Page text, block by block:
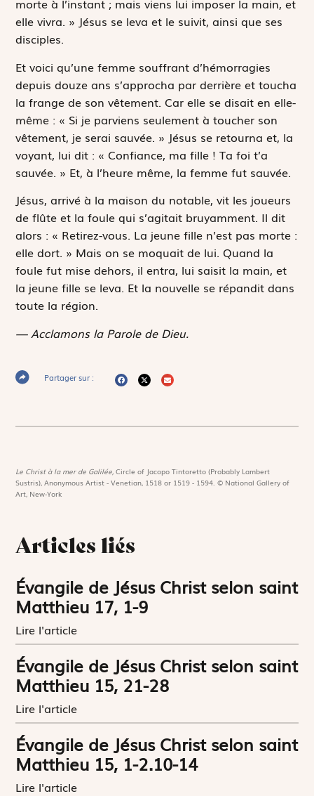
morte à l’instant ; mais viens lui imposer la main, et
elle vivra. » Jésus se leva et le suivit, ainsi que ses
disciples.
Et voici qu’une femme souffrant d’hémorragies
depuis douze ans s’approcha par derrière et toucha
la frange de son vêtement. Car elle se disait en elle-
même : « Si je parviens seulement à toucher son
vêtement, je serai sauvée. » Jésus se retourna et, la
voyant, lui dit : « Confiance, ma fille ! Ta foi t’a
sauvée. » Et, à l’heure même, la femme fut sauvée.
Jésus, arrivé à la maison du notable, vit les joueurs
de flûte et la foule qui s’agitait bruyamment. Il dit
alors : « Retirez-vous. La jeune fille n’est pas morte :
elle dort. » Mais on se moquait de lui. Quand la
foule fut mise dehors, il entra, lui saisit la main, et
la jeune fille se leva. Et la nouvelle se répandit dans
toute la région.
— Acclamons la Parole de Dieu.
Partager sur :
Le Christ à la mer de Galilée,Circle of Jacopo Tintoretto (Probably Lambert
Sustris), Anonymous Artist - Venetian, 1518 or 1519 - 1594. © National Gallery of
Art, New-York
Articles liés
Évangile de Jésus Christ selon saint
Matthieu 17, 1-9
Lire l'article
Évangile de Jésus Christ selon saint
Matthieu 15, 21-28
Lire l'article
Évangile de Jésus Christ selon saint
Matthieu 15, 1-2.10-14
Lire l'article